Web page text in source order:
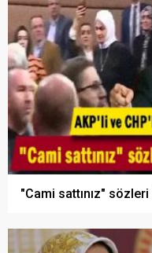
"Cami sattınız" sözleri